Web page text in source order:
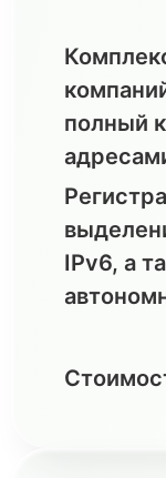
полный
IPv6, а